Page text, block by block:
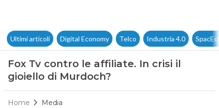
Ultimi articoli Digital Economy Telco Industria 4.0
Fox Tv contro le affiliate. In crisi il
gioiello di Murdoch?
Home Media